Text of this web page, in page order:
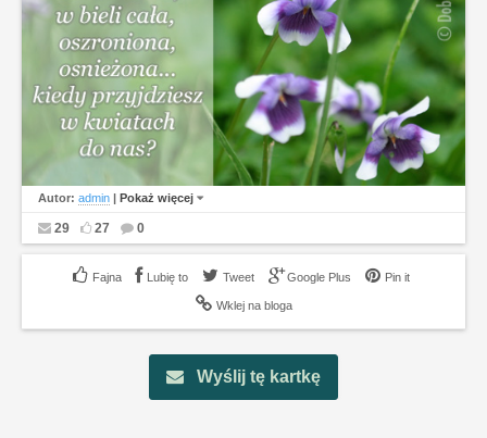
Autor: admin | Pokaż więcej
29 27 0
Lubię to Tweet Google Plus Pin it
Wklej na bloga
Wyślij tę kartkę